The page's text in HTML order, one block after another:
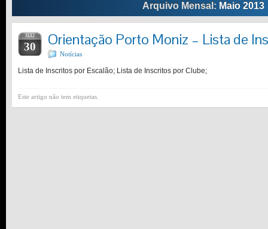
Arquivo Mensal: Maio 2013
MAI
30 Orientação Porto Moniz – Lista de
Notícias
Lista de Inscritos por Escalão; Lista de Inscritos por Clube;
Este artigo não tem etiquetas.